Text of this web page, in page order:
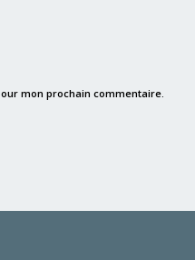
mon prochain commentaire.